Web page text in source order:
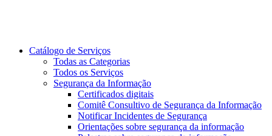
Catálogo de Serviços
Todas as Categorias
Todos os Serviços
Segurança da Informação
Certificados digitais
Comitê Consultivo de Segurança da Informação
Notificar Incidentes de Segurança
Orientações sobre segurança da informação